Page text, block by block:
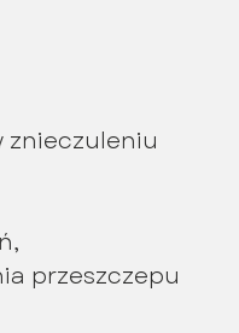
znieczuleniu
przeszczepu